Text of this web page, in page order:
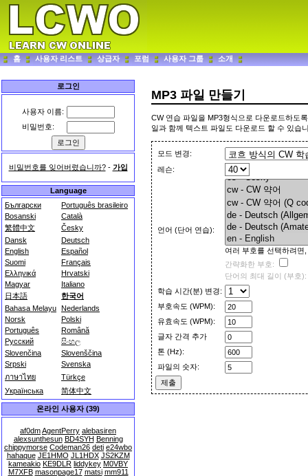
홈 사용자 리스트 상급자 포럼 사용자 그룹 소개
로그인
사용자 이름:
비밀번호:
비밀번호를 잊어버렸습니까?- 가입
Language
Български
Português brasileiro
Bosanski
Català
繁體中文
Česky
Dansk
Deutsch
English
Español
Suomi
Français
Ελληνικά
Hrvatski
Magyar
Italiano
日本語
한국어
Bahasa Melayu Nederlands
Norsk
Polski
Português
Română
Русский
සිංහල
Slovenčina
Slovenščina
Srpski
Svenska
ภาษาไทย
Türkçe
Українська
简体中文
온라인 사용자 (39)
af0dmAgentPerry alebasiren
alexsunthesun BD4SYH Benning
chippymorse Codeman26 deti e24wbo
hahaque JE1HMO JL1HDX JS2KZM
kameakio KE9DLR liddykey M0VBY
M7XFB masonpage17 matsi mm911
MP3 파일 만들기
CW 연습 파일을 MP3형식으로 다운로드하도
일과 함께 텍스트 파일도 다운로드 할 수 있습
모드 변경:
레슨:
언어 (단어 연습):
여러 부호를 선택하려면
간략화한 부호:
단어의 최대 길이 (부호):
학습 시간(분) 변경:
부호속도 (WPM):
유효속도 (WPM):
글자 간격 추가
톤 (Hz):
파일의 숫자: